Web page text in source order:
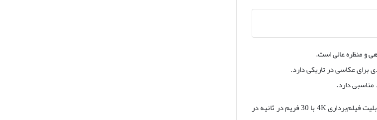
دوربین سلفی 50 مگاپیکسلی نیز برای ثبت تصاویر باکیفیت از خود مناسب است. قابلیت فیلم‌برداری 4K با 30 فریم در ثانیه در